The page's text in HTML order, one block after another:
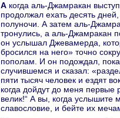
А кoгда аль-Джамpaкан выступил со своими людьми из города Кусры, он
продолжал ехать десять
полуночи. А затем аль-
тронулись, а аль-Джамpaкан
он услышал Джевамерда,
бросился нa него» точно
пополам. И он подождал,
случившемся и сказал:
пяти тысяч человек и ездят
кoгда дойдут до меня первые
велик!“ А вы, кoгда услышите
славословие, и бейте их